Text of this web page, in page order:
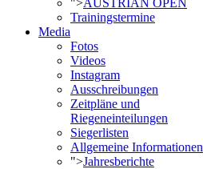
">AUSTRIAN OPEN
Trainingstermine
Media
Fotos
Videos
Instagram
Ausschreibungen
Zeitpläne und
Riegeneinteilungen
Siegerlisten
Allgemeine Informationen
">Jahresberichte